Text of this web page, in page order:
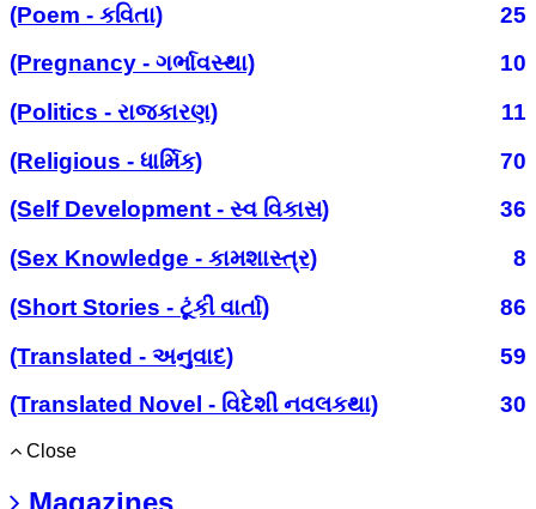
(Poem - કવિતા)
25
(Pregnancy - ગર્ભાવસ્થા)
10
(Politics - રાજકારણ)
11
(Religious - ધાર્મિક)
70
(Self Development - સ્વ વિકાસ)
36
(Sex Knowledge - કામશાસ્ત્ર)
8
(Short Stories - ટૂંકી વાર્તા)
86
(Translated - અનુવાદ)
59
(Translated Novel - વિદેશી નવલકથા)
30
Close
Magazines